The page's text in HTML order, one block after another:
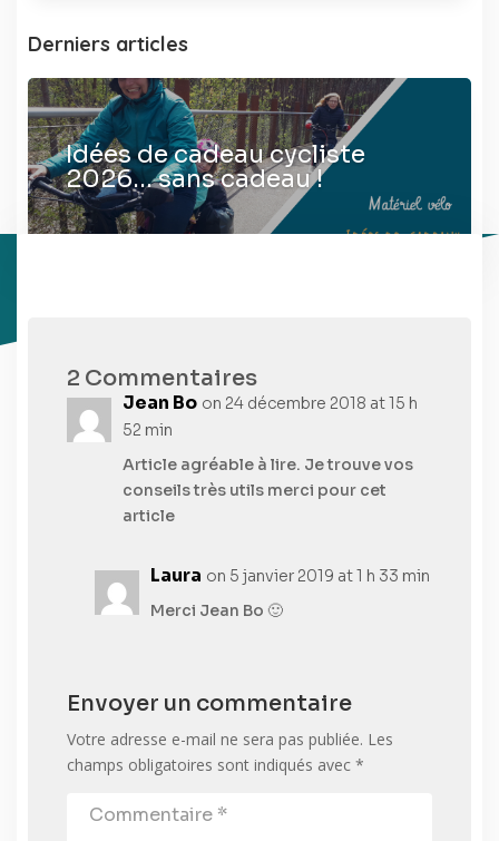
Derniers articles
Idées de cadeau cycliste
2026… sans cadeau !
2 Commentaires
Jean Bo on 24 décembre 2018 at 15 h
52 min
Article agréable à lire. Je trouve vos
conseils très utils merci pour cet
article
Laura on 5 janvier 2019 at 1 h 33 min
Merci Jean Bo 🙂
Envoyer un commentaire
Votre adresse e-mail ne sera pas publiée. Les
champs obligatoires sont indiqués avec *